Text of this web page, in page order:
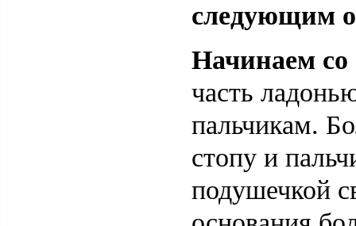
следующим
Начинаем со
часть
пальчикам.
стопу и
подушечкой